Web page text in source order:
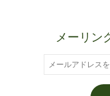
メーリン